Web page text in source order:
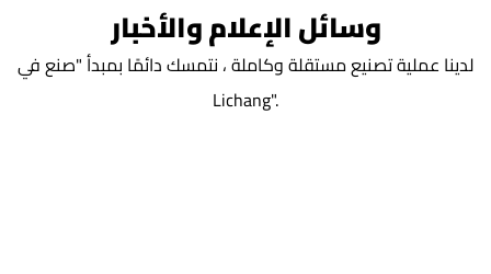
وسائل الإعلام والأخبار
لدينا عملية تصنيع مستقلة وكاملة ، نتمسك دائمًا بمبدأ "صنع في
Lichang".